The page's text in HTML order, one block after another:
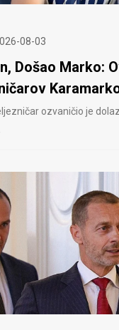
08-03
Došao Marko:
ozvaničio je